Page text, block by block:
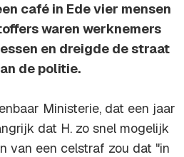
café in Ede vier mensen
waren werknemers
en dreigde de straat
de politie.
Ministerie, dat een jaar
dat H. zo snel mogelijk
van een celstraf zou dat "in